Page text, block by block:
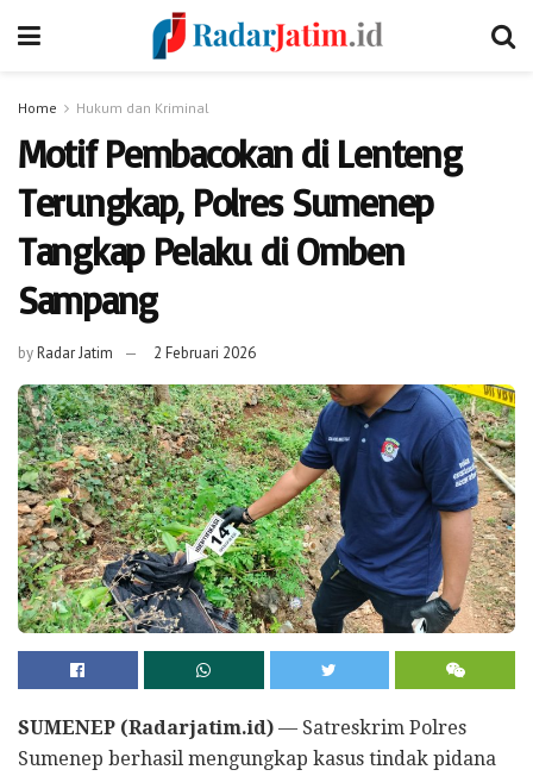
Home Hukum dan Kriminal
Motif Pembacokan di Lenteng
Terungkap, Polres Sumenep
Tangkap Pelaku di Omben
Sampang
byRadar Jatim 2 Februari 2026
SUMENEP (Radarjatim.id) — Satreskrim Polres
Sumenep berhasil mengungkap kasus tindak pidana